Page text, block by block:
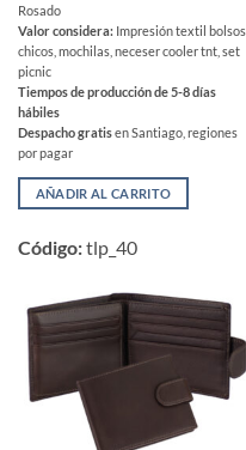
Rosado
Valor considera: Impresión textil bolsos
chicos, mochilas, neceser cooler tnt, set
picnic
Tiempos de producción de 5-8 días
hábiles
Despacho gratisen Santiago, regiones
por pagar
AÑADIR AL CARRITO
Código:tlp_40